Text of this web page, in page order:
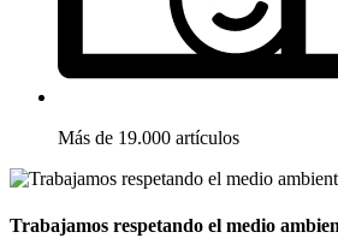
Más de 19.000 artículos
Trabajamos respetando el medio